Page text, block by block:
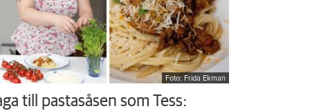
Foto: Frida Ekman
till pastasåsen som Tess: